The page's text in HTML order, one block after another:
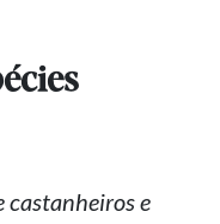
castanheiros e